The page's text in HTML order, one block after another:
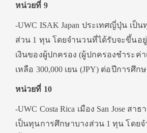
หน่วยที่ 9
-UWC ISAK Japan ประเทศญี่ปุ่น เป็
ส่วน 1 ทุน โดยจำนวนที่ได้รับจะขึ้นอ
เงินของผู้ปกครอง (ผู้ปกครองชำระค่า
เหลือ 300,000 เยน (JPY) ต่อปีการศึก
หน่วยที่ 10
-UWC Costa Rica เมือง San Jose ส
เป็นทุนการศึกษาบางส่วน 1 ทุน โดย